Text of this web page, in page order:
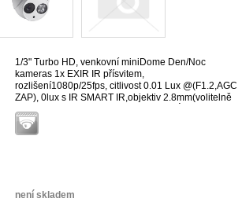
1/3" Turbo HD, venkovní miniDome Den/Noc
kameras 1x EXIR IR přísvitem,
rozlišení1080p/25fps, citlivost 0.01 Lux @(F1.2,AGC
ZAP), 0lux s IR SMART IR,objektiv 2.8mm(volitelně
na objednávku 3.6, 6, 8, 12 a 16mm), Úhel
zobrazení 80.9°(3.6mm), 103.5°(2.8mm),
54.3°(6mm), 38°(8mm), 24.3°(12mm), 18.9°(16mm),
OZNAČENÍM HG(Q)HI Turbo HD DVR)
není skladem